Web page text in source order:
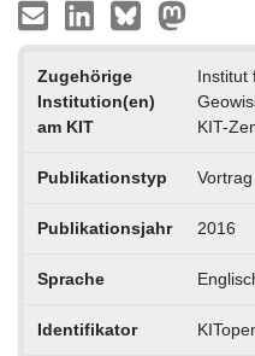
Zugehörige
Institution(en)
am KIT
Institut
KIT-
Publikationstyp Vortrag
Publikationsjahr 2016
Sprache
Identifikator